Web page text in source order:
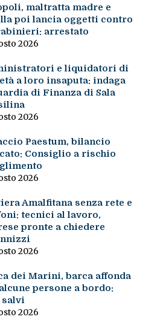
maltratta madre e
poi lancia oggetti contro
arrestato
2026
e liquidatori di
a loro insaputa: indaga
di Finanza di Sala
2026
Paestum, bilancio
Consiglio a rischio
2026
Amalfitana senza rete e
tecnici al lavoro,
pronte a chiedere
2026
dei Marini, barca affonda
persone a bordo:
2026